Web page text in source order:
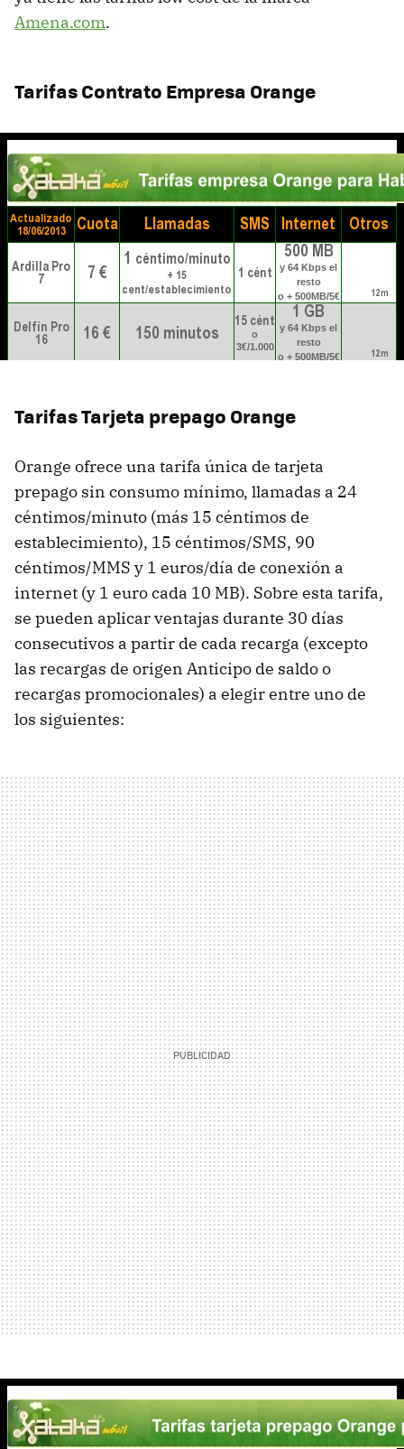
Amena.com.
Tarifas Contrato Empresa Orange
Tarifas Tarjeta prepago Orange
Orange ofrece una tarifa única de tarjeta
prepago sin consumo mínimo, llamadas a 24
céntimos/minuto (más 15 céntimos de
establecimiento), 15 céntimos/SMS, 90
céntimos/MMS y 1 euros/día de conexión a
internet (y 1 euro cada 10 MB). Sobre esta tarifa,
se pueden aplicar ventajas durante 30 días
consecutivos a partir de cada recarga (excepto
las recargas de origen Anticipo de saldo o
recargas promocionales) a elegir entre uno de
los siguientes: